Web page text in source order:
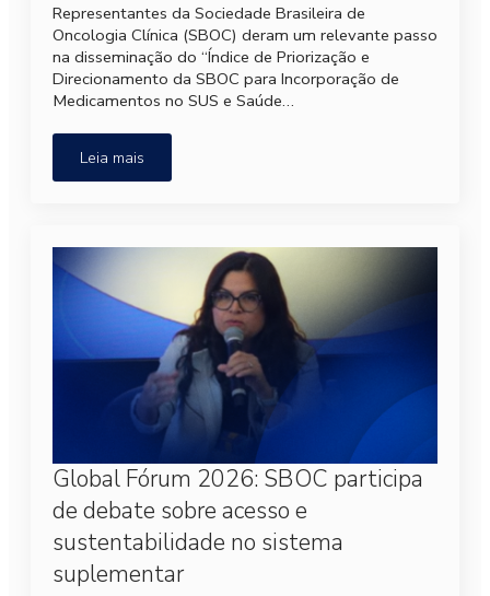
Representantes da Sociedade Brasileira de
Oncologia Clínica (SBOC) deram um relevante passo
na disseminação do “Índice de Priorização e
Direcionamento da SBOC para Incorporação de
Medicamentos no SUS e Saúde…
Leia mais
Global Fórum 2026: SBOC participa
de debate sobre acesso e
sustentabilidade no sistema
suplementar